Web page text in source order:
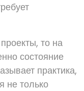
то на
состояние
практика,
не только